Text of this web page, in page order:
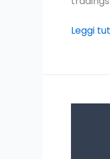
Leggi